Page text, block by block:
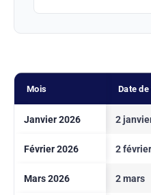
Mois Date
Janvier 2026 2
Février 2026 2 février
Mars 2026 2 mars